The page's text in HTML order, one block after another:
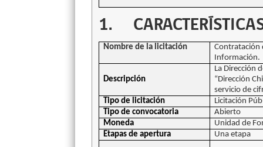
1.
Nombre de la licitación
Contratación
Información.
Descripción
La Dirección
“Dirección
servicio de
Tipo de licitación
Licitación
Tipo de convocatoria
Abierto
Moneda
Unidad de
Etapas de apertura
Una etapa